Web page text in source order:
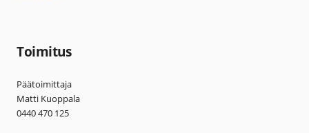
Toimitus
Päätoimittaja
Matti Kuoppala
0440 470 125